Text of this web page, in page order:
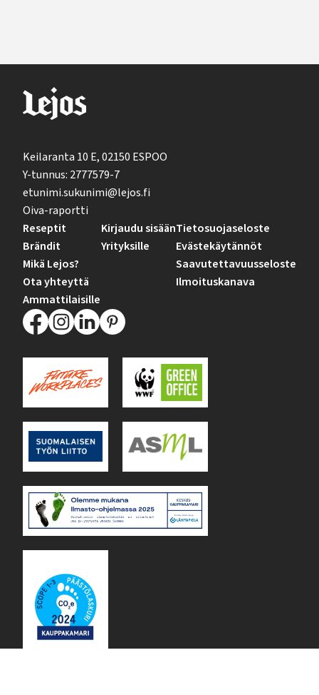
Keilaranta 10 E, 02150 ESPOO
Y-tunnus: 2777579-7
etunimi.sukunimi@lejos.fi
Oiva-raportti
Reseptit
Brändit
Mikä Lejos?
Ota yhteyttä
Ammattilaisille
Kirjaudu sisään
Yrityksille
Tietosuojaseloste
Evästekäytännöt
Saavutettavuusseloste
Ilmoituskanava